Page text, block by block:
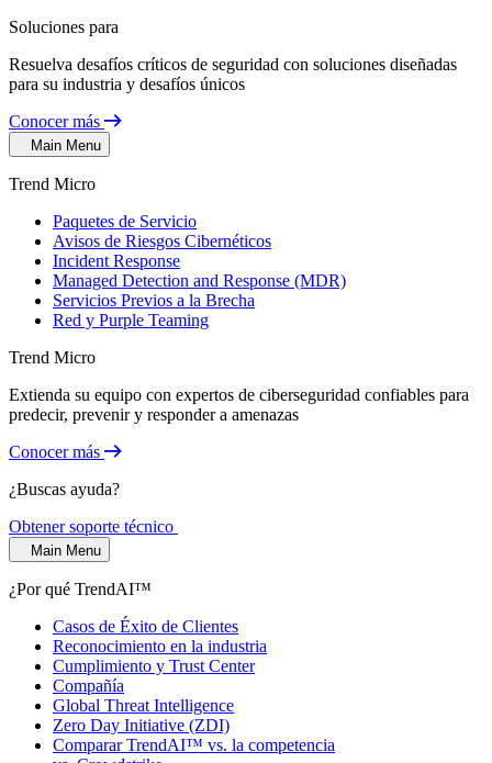
Soluciones para
Resuelva desafíos críticos de seguridad con soluciones diseñadas
para su industria y desafíos únicos
Conocer más
Main Menu
Trend Micro
Paquetes de Servicio
Avisos de Riesgos Cibernéticos
Incident Response
Managed Detection and Response (MDR)
Servicios Previos a la Brecha
Red y Purple Teaming
Trend Micro
Extienda su equipo con expertos de ciberseguridad confiables para
predecir, prevenir y responder a amenazas
Conocer más
¿Buscas ayuda?
Obtener soporte técnico
Main Menu
¿Por qué TrendAI™
Casos de Éxito de Clientes
Reconocimiento en la industria
Cumplimiento y Trust Center
Compañía
Global Threat Intelligence
Zero Day Initiative (ZDI)
Comparar TrendAI™ vs. la competencia